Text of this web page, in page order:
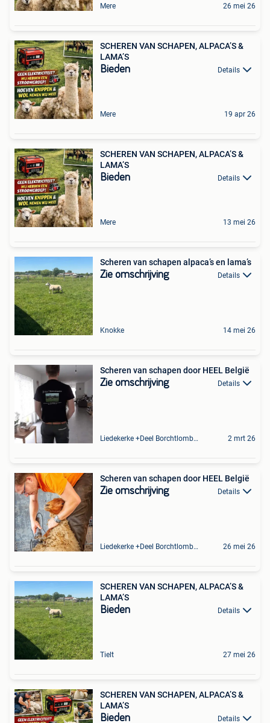
Mere 26 mei 26
SCHEREN VAN SCHAPEN, ALPACA’S &
LAMA’S
Bieden Details
Mere 19 apr 26
SCHEREN VAN SCHAPEN, ALPACA’S &
LAMA’S
Bieden Details
Mere 13 mei 26
Scheren van schapen alpaca’s en lama’s
Zie omschrijving Details
Knokke 14 mei 26
Scheren van schapen door HEEL België
Zie omschrijving Details
Liedekerke +Deel Borchtlombeek 2 mrt 26
Scheren van schapen door HEEL België
Zie omschrijving Details
Liedekerke +Deel Borchtlombeek 26 mei 26
SCHEREN VAN SCHAPEN, ALPACA’S &
LAMA’S
Bieden Details
Tielt 27 mei 26
SCHEREN VAN SCHAPEN, ALPACA’S &
LAMA’S
Bieden Details